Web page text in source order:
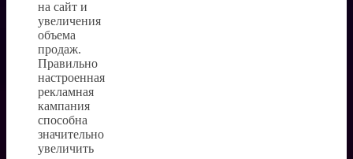
на сайт и
увеличения
объема
продаж.
Правильно
настроенная
рекламная
кампания
способна
значительно
увеличить